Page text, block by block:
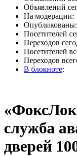
Объявлений
На модерации:
Опубликованы:
Посетителей
Переходов
Посетителей
Переходов
В блокноте:
служба
дверей